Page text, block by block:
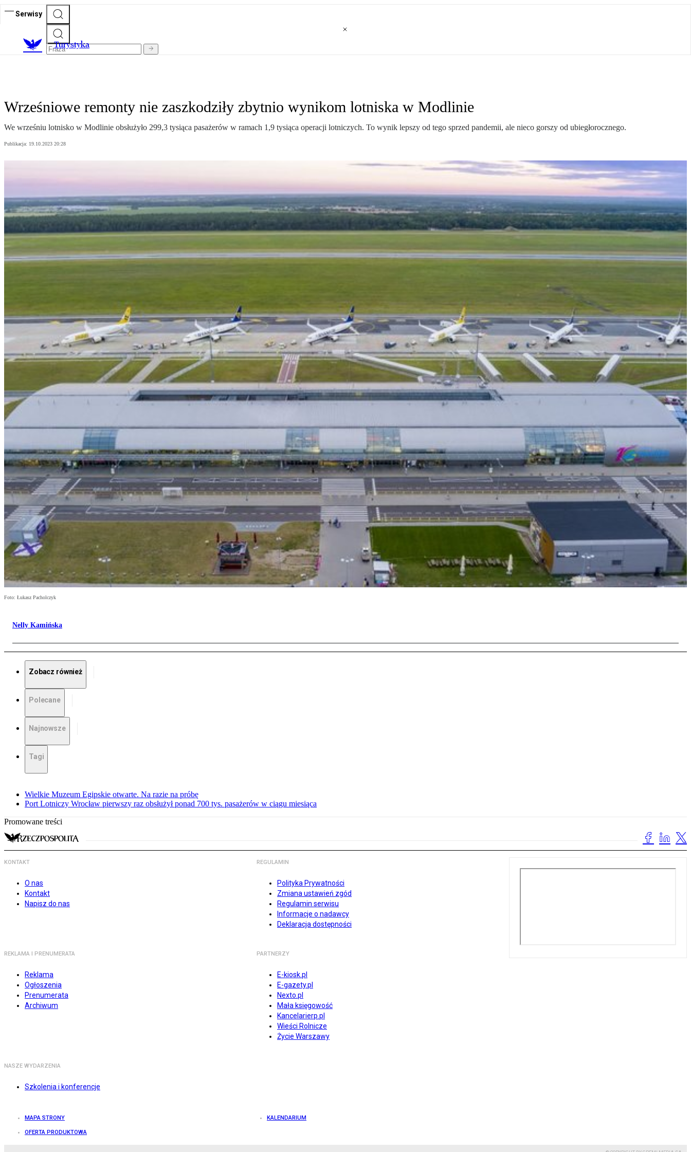
Serwisy
Turystyka
Wrześniowe remonty nie zaszkodziły zbytnio wynikom lotniska w Modlinie
We wrześniu lotnisko w Modlinie obsłużyło 299,3 tysiąca pasażerów w ramach 1,9 tysiąca operacji lotniczych. To wynik lepszy od tego sprzed pandemii, ale nieco gorszy od ubiegłorocznego.
Publikacja: 19.10.2023 20:28
Foto: Łukasz Pacholczyk
Nelly Kamińska
Zobacz również
Polecane
Najnowsze
Tagi
Wielkie Muzeum Egipskie otwarte. Na razie na próbę
Port Lotniczy Wrocław pierwszy raz obsłużył ponad 700 tys. pasażerów w ciągu miesiąca
Promowane treści
KONTAKT
O nas
Kontakt
Napisz do nas
REGULAMIN
Polityka Prywatności
Zmiana ustawień zgód
Regulamin serwisu
Informacje o nadawcy
Deklaracja dostępności
REKLAMA I PRENUMERATA
Reklama
Ogłoszenia
Prenumerata
Archiwum
PARTNERZY
E-kiosk.pl
E-gazety.pl
Nexto.pl
Mała księgowość
Kancelarierp.pl
Wieści Rolnicze
Życie Warszawy
NASZE WYDARZENIA
Szkolenia i konferencje
MAPA STRONY KALENDARIUM
OFERTA PRODUKTOWA